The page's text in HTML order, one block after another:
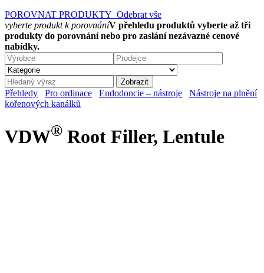
POROVNAT PRODUKTY Odebrat vše
vyberte produkt k porovnáníV přehledu produktů vyberte až tři
produkty do porovnání nebo pro zaslání nezávazné cenové
nabídky.
Přehledy Pro ordinace Endodoncie – nástroje
Nástroje na plnění
kořenových kanálků
VDW® Root Filler, Lentule